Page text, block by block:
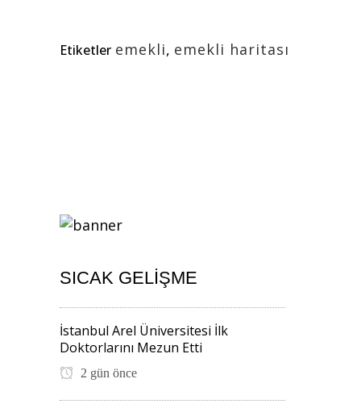
Etiketler emekli, emekli haritası
SICAK GELIŞME
İstanbul Arel Üniversitesi İlk
Doktorlarını Mezun Etti
2 gün önce